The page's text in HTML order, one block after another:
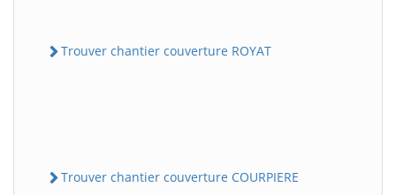
Trouver chantier couverture ROYAT
Trouver chantier couverture COURPIERE